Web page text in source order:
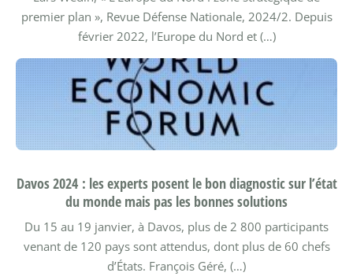
premier plan », Revue Défense Nationale, 2024/2. Depuis
février 2022, l’Europe du Nord et (…)
Davos 2024 : les experts posent le bon diagnostic sur l’état
du monde mais pas les bonnes solutions
Du 15 au 19 janvier, à Davos, plus de 2 800 participants
venant de 120 pays sont attendus, dont plus de 60 chefs
d’États. François Géré, (…)